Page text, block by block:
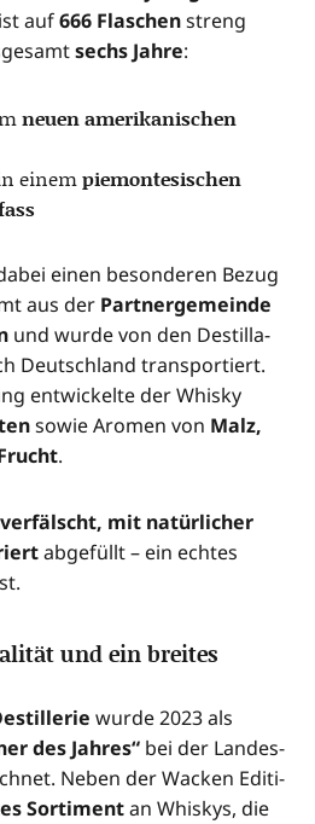
auf666 Fla­schenstreng
sechs Jah­re:
neu­en ame­ri­ka­ni­schen
einempie­mon­te­si­schen
einen beson­de­ren Bezug
aus der Part­ner­ge­mein­de
und wur­de von den Destil­la­
Deutsch­land trans­por­tiert.
ent­wi­ckel­te der Whis­ky
sowie Aro­men von Malz,
.
mit natür­li­cher
abge­füllt – ein ech­tes
und ein breites
wur­de 2023 als
des Jah­res“bei der Lan­des­
Neben der Wacken Edi­ti­
Sor­ti­mentan Whis­kys, die